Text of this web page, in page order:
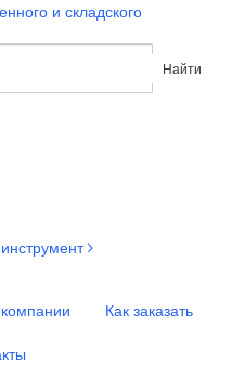
Найти
Как заказать